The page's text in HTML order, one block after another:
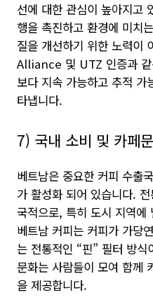
선에 대한 관심이 높아지고
행을 촉진하고 환경에 미치
질을 개선하기 위한 노력
Alliance 및 UTZ 인증과 같
보다 지속 가능하고 추적 가
타냅니다.
7) 국내 소비 및 카페
베트남은 중요한 커피 수출
가 활성화 되어 있습니다.
국적으로, 특히 도시 지역
베트남 커피는 커피가 가당
는 전통적인 “핀” 필터 방
문화는 사람들이 모여 함께
을 제공합니다.